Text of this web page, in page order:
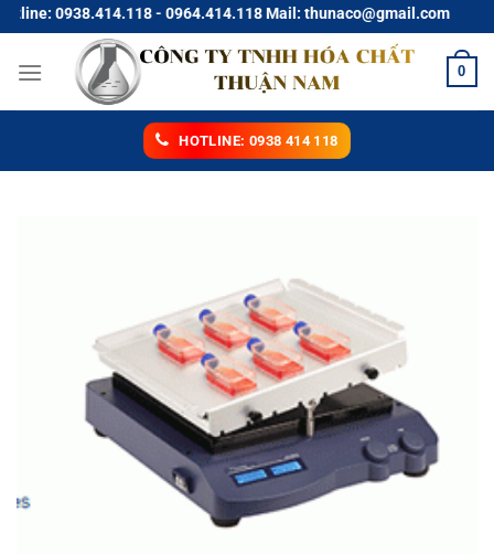
Chuyển
đến
nội
0938.414.118 - 0964.414.118 Mail: thunaco@gmail.com
0
HOTLINE: 0938 414 118